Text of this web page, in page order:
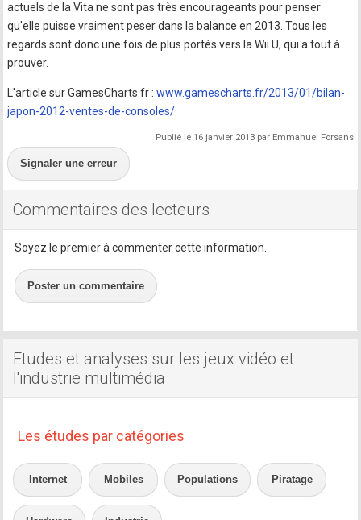
actuels de la Vita ne sont pas très encourageants pour penser
qu'elle puisse vraiment peser dans la balance en 2013. Tous les
regards sont donc une fois de plus portés vers la Wii U, qui a tout à
prouver.
L'article sur GamesCharts.fr :www.gamescharts.fr/2013/01/bilan-
japon-2012-ventes-de-consoles/
Publié le 16 janvier 2013 par Emmanuel Forsans
Signaler une erreur
Commentaires des lecteurs
Soyez le premier à commenter cette information.
Poster un commentaire
Etudes et analyses sur les jeux vidéo et
l'industrie multimédia
Les études par catégories
Internet Mobiles Populations Piratage